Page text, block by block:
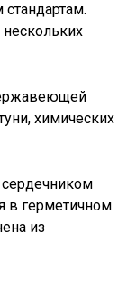
химических
в герметичном
из